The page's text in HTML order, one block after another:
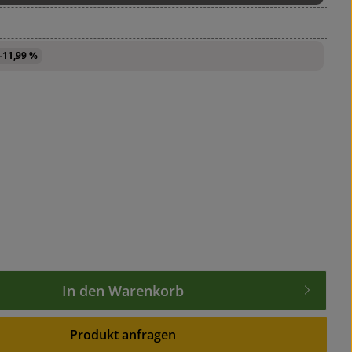
-11,99 %
Wert ein oder benutze die
In den Warenkorb
Produkt anfragen